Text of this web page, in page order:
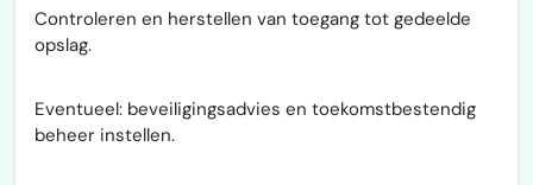
Controleren en herstellen van toegang tot gedeelde
opslag.
Eventueel: beveiligingsadvies en toekomstbestendig
beheer instellen.